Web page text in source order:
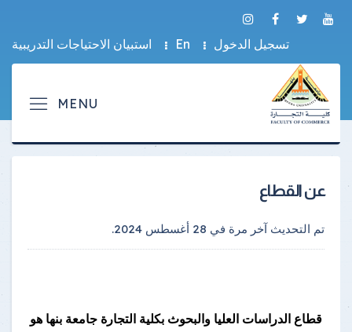
تسجيل الدخول En استبيان الاحتياجات التدريبية
عن القطاع
تم التحديث آخر مرة في 28 أغسطس 2024 .
قطاع الدراسات العليا والبحوث بكلية التجارة جامعة بنها هو